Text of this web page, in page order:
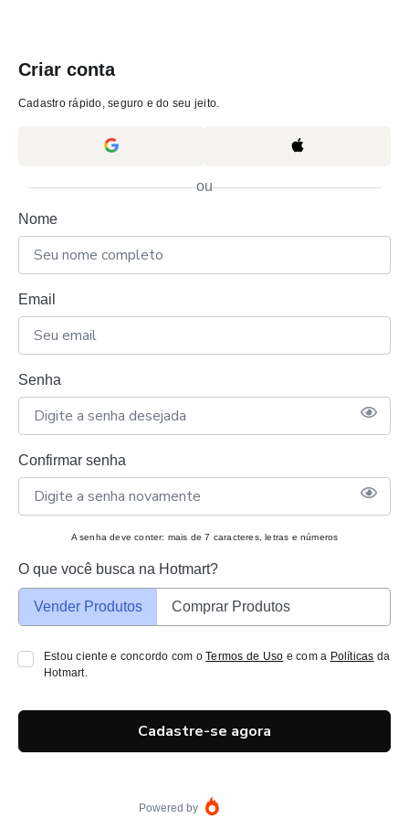
Criar conta
Cadastro rápido, seguro e do seu jeito.
ou
Nome
Email
Senha
Confirmar senha
A senha deve conter: mais de 7 caracteres, letras e números
O que você busca na Hotmart?
Vender Produtos Comprar Produtos
Estou ciente e concordo com oTermos de Uso e com a Políticas da
Hotmart.
Cadastre-se agora
Powered by